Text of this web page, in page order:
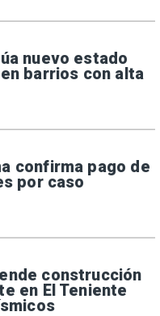
nuevo estado
barrios con alta
confirma pago de
por caso
construcción
en El Teniente